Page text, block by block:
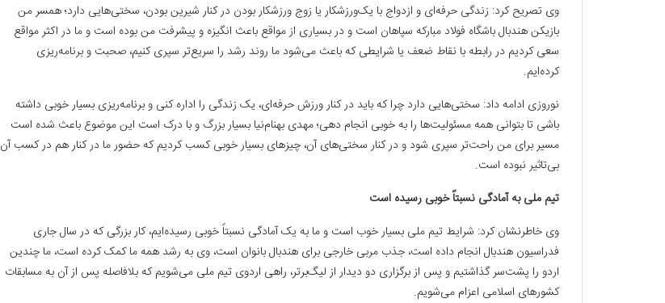
وی تصریح کرد: زندگی حرفه‌ای و ازدواج با یک‌ورزشکار یا زوج ورزشکار بودن در کنار شیرین بودن، سختی‌هایی دارد؛ همسر من
بازیکن هندبال باشگاه فولاد مبارکه سپاهان است و در بسیاری از مواقع باعث انگیزه و پیشرفت من بوده است و ما در اکثر مواقع
سعی کردیم در رابطه با نقاط ضعف یا شرایطی که باعث می‌شود ما روند رشد را سریع‌تر سپری کنیم، صحبت و برنامه‌ریزی
کرده‌ایم.
نوروزی ادامه داد: سختی‌هایی دارد چرا که باید در کنار ورزش حرفه‌ای، یک زندگی را اداره کنی و برنامه‌ریزی بسیار خوبی داشته
باشی تا بتوانی همه مسئولیت‌ها را به خوبی انجام دهی؛ مهدی بهنام‌نیا بسیار بزرگ و با درک است این موضوع باعث شده است
مسیر برای من راحت‌تر سپری شود و در کنار سختی‌های آن، چیزهای بسیار خوبی کسب کردیم که حضور ما در کنار هم در کسب آن
بی‌تاثیر نبوده است.
تیم ملی به آمادگی نسبتاً خوبی رسیده است
وی خاطرنشان کرد: شرایط تیم ملی بسیار خوب است و ما به یک آمادگی نسبتاً خوبی رسیده‌ایم، کار بزرگی که در سال جاری
فدراسیون هندبال انجام داده است، جذب مربی خارجی برای هندبال بانوان است، وی به رشد همه ما کمک کرده است، ما چندین
اردو را پشت‌سر گذاشتیم و پس از برگزاری دو دیدار از لیگ‌برتر، راهی اردوی تیم ملی می‌شویم که بلافاصله پس از آن به مسابقات
کشورهای اسلامی اعزام می‌شویم.